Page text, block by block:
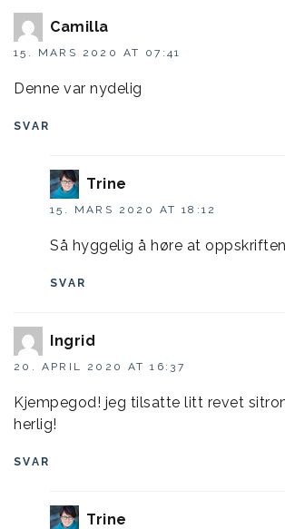
Camilla
15. MARS 2020 AT 07:41
Denne var nydelig
SVAR
Trine
15. MARS 2020 AT 18:12
Så hyggelig å høre at
SVAR
Ingrid
20. APRIL 2020 AT 16:37
Kjempegod! jeg tilsatte litt revet
herlig!
SVAR
Trine